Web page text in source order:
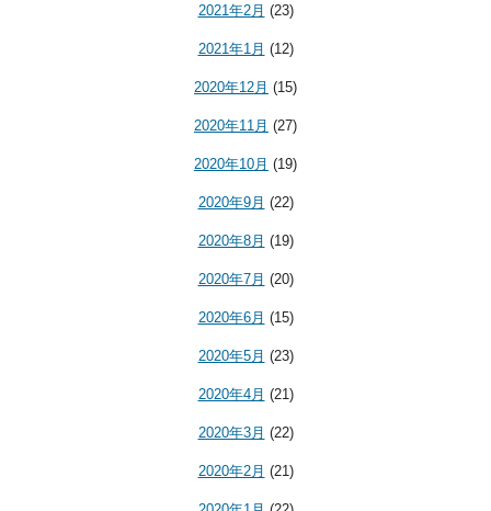
2021年2月 (23)
2021年1月 (12)
2020年12月 (15)
2020年11月 (27)
2020年10月 (19)
2020年9月 (22)
2020年8月 (19)
2020年7月 (20)
2020年6月 (15)
2020年5月 (23)
2020年4月 (21)
2020年3月 (22)
2020年2月 (21)